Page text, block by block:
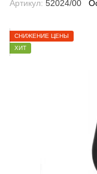
Артикул: 52024/00
СНИЖЕНИЕ ЦЕНЫ
ХИТ